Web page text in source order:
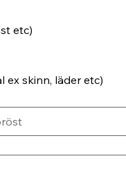
etc)
ex skinn, läder etc)